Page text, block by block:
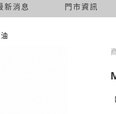
新消息 門市資訊